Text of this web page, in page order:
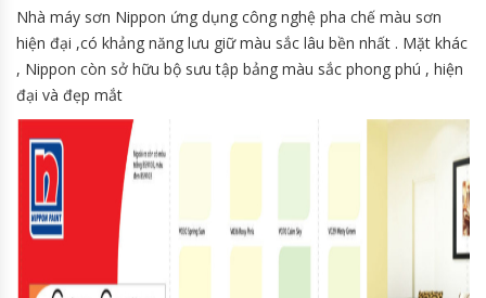
Nhà máy sơn Nippon ứng dụng công nghệ pha chế màu sơn
hiện đại ,có khảng năng lưu giữ màu sắc lâu bền nhất . Mặt khác
, Nippon còn sở hữu bộ sưu tập bảng màu sắc phong phú , hiện
đại và đẹp mắt